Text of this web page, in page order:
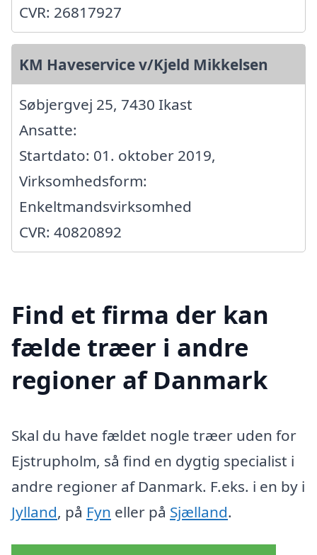
CVR: 26817927
KM Haveservice v/Kjeld Mikkelsen
Søbjergvej 25, 7430 Ikast
Ansatte:
Startdato: 01. oktober 2019,
Virksomhedsform:
Enkeltmandsvirksomhed
CVR: 40820892
Find et firma der kan
fælde træer i andre
regioner af Danmark
Skal du have fældet nogle træer uden for
Ejstrupholm, så find en dygtig specialist i
andre regioner af Danmark. F.eks. i en by i
Jylland, på Fyn eller på Sjælland.